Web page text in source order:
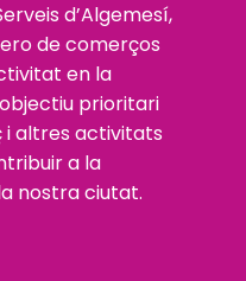
d’Algemesí,
de comerços
en la
prioritari
i altres activitats
a la
nostra ciutat.